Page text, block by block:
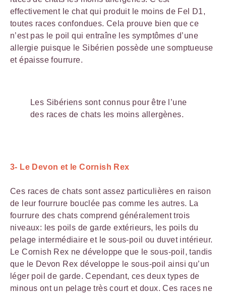
effectivement le chat qui produit le moins de Fel D1,
toutes races confondues. Cela prouve bien que ce
n’est pas le poil qui entraîne les symptômes d’une
allergie puisque le Sibérien possède une somptueuse
et épaisse fourrure.
Les Sibériens sont connus pour être l’une
des races de chats les moins allergènes.
3- Le Devon et le Cornish Rex
Ces races de chats sont assez particulières en raison
de leur fourrure bouclée pas comme les autres. La
fourrure des chats comprend généralement trois
niveaux: les poils de garde extérieurs, les poils du
pelage intermédiaire et le sous-poil ou duvet intérieur.
Le Cornish Rex ne développe que le sous-poil, tandis
que le Devon Rex développe le sous-poil ainsi qu’un
léger poil de garde. Cependant, ces deux types de
minous ont un pelage très court et doux. Ces races ne